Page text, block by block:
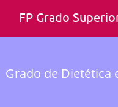
FP Grado
Grado de Dietética